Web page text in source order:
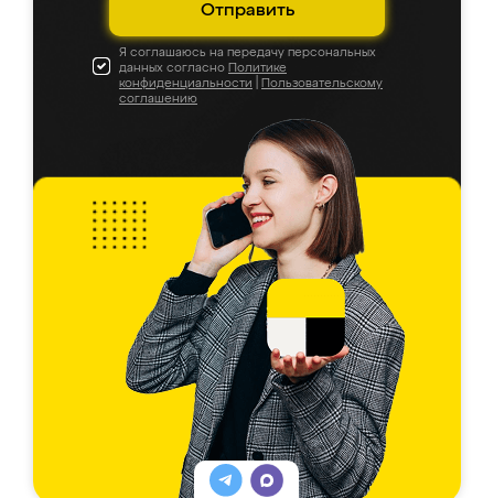
Отправить
Я соглашаюсь на передачу персональных
данных согласно Политике
конфиденциальности
Пользовательскому
соглашению